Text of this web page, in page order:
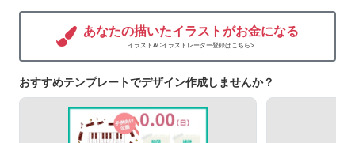
あなたの描いたイラストがお金になる
イラストACイラストレーター登録はこちら>
おすすめテンプレートでデザイン作成しませんか？